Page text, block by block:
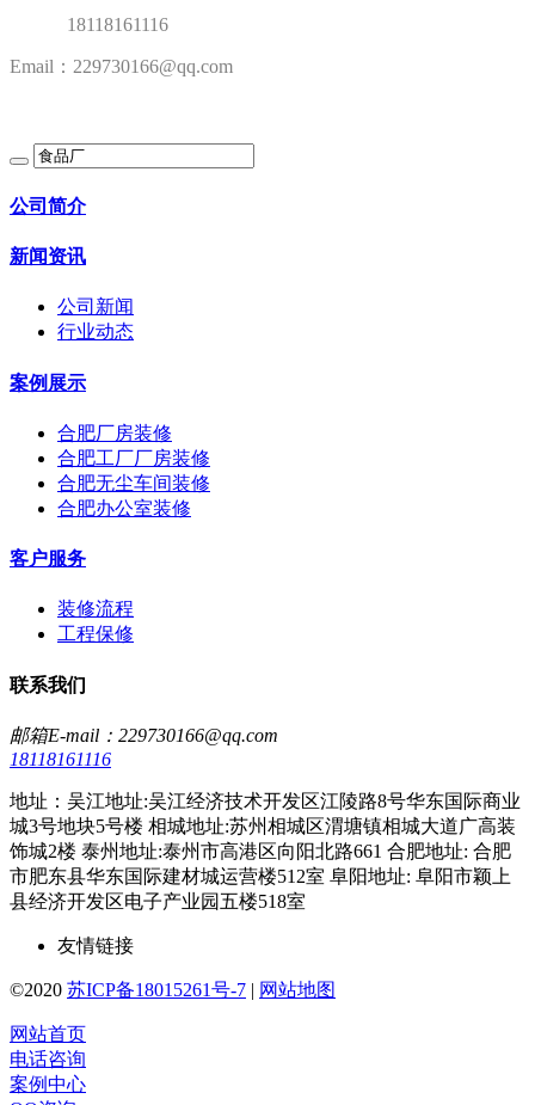
18118161116
Email：229730166@qq.com
公司简介
新闻资讯
公司新闻
行业动态
案例展示
合肥厂房装修
合肥工厂厂房装修
合肥无尘车间装修
合肥办公室装修
客户服务
装修流程
工程保修
联系我们
邮箱E-mail：229730166@qq.com
18118161116
地址：吴江地址:吴江经济技术开发区江陵路8号华东国际商业
城3号地块5号楼 相城地址:苏州相城区渭塘镇相城大道广高装
饰城2楼 泰州地址:泰州市高港区向阳北路661 合肥地址: 合肥
市肥东县华东国际建材城运营楼512室 阜阳地址: 阜阳市颖上
县经济开发区电子产业园五楼518室
友情链接
©2020 苏ICP备18015261号-7 | 网站地图
网站首页
电话咨询
案例中心